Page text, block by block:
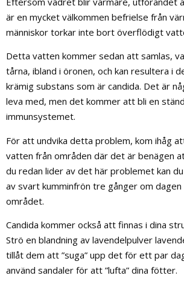
är en mycket välkommen befrielse från
människor torkar inte bort överflödigt
Detta vatten kommer sedan att samlas,
tårna, ibland i öronen, och kan resultera i
krämig substans som är candida. Det är
leva med, men det kommer att bli en
immunsystemet.
För att undvika detta problem, kom ihåg
vatten från områden där det är benägen
du redan lider av det här problemet kan
av svart kumminfrön tre gånger om
området.
Candida kommer också att finnas i dina
Strö en blandning av lavendelpulver
tillåt dem att ”suga” upp det för ett par
använd sandaler för att ”lufta” dina fötter.